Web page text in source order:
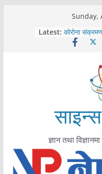
Sunday,
Latest: आकर्षण बढ्दै
कोरोना
मकवानपुरमा
आयुर्वेद
मुख्यमन्त्री शाह
ज्ञान तथा